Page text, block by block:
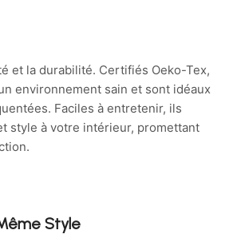
et la durabilité. Certifiés Oeko-Tex,
environnement sain et sont idéaux
Faciles à entretenir, ils
style à votre intérieur, promettant
Style